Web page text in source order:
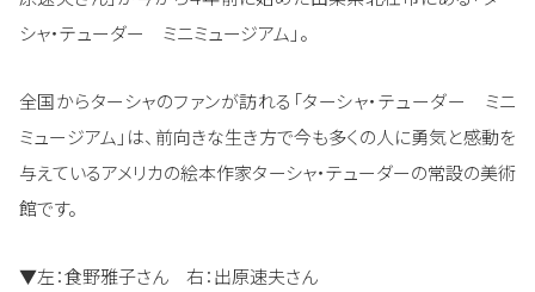
シャ・テューダー ミニミュージアム」。
全国からターシャのファンが訪れる「ターシャ・テューダー ミニ
ミュージアム」は、前向きな生き方で今も多くの人に勇気と感動を
与えているアメリカの絵本作家ターシャ・テューダーの常設の美術
館です。
▼左：食野雅子さん 右：出原速夫さん